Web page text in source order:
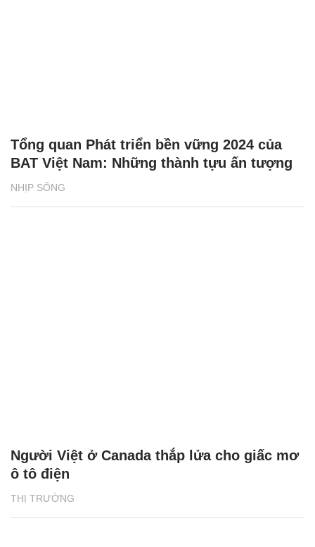
NHỊP SỐNG
Tổng quan Phát triển bền vững 2024 của
BAT Việt Nam: Những thành tựu ấn tượng
THỊ TRƯỜNG
Người Việt ở Canada thắp lửa cho giấc mơ
ô tô điện